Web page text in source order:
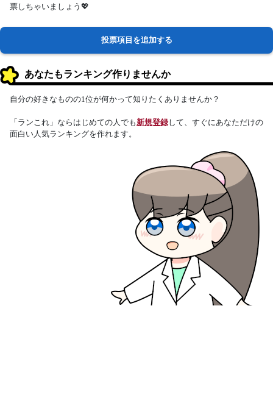
票しちゃいましょう💖
投票項目を追加する
あなたもランキング作りませんか
自分の好きなものの1位が何かって知りたくありませんか？
「ランこれ」ならはじめての人でも新規登録して、すぐにあなただけの
面白い人気ランキングを作れます。